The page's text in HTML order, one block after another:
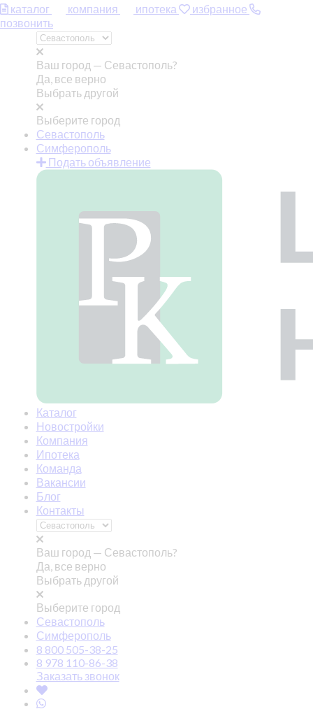
каталог компания ипотека
избранное
позвонить
Ваш город — Севастополь?
Да, все верно
Выбрать другой
Выберите город
Севастополь
Симферополь
Подать объявление
Каталог
Новостройки
Компания
Ипотека
Команда
Вакансии
Блог
Контакты
Ваш город — Севастополь?
Да, все верно
Выбрать другой
Выберите город
Севастополь
Симферополь
8 800 505-38-25
8 978 110-86-38
Заказать звонок